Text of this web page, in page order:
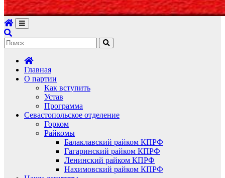
Главная
О партии
Как вступить
Устав
Программа
Севастопольское отделение
Горком
Райкомы
Балаклавский райком КПРФ
Гагаринский райком КПРФ
Ленинский райком КПРФ
Нахимовский райком КПРФ